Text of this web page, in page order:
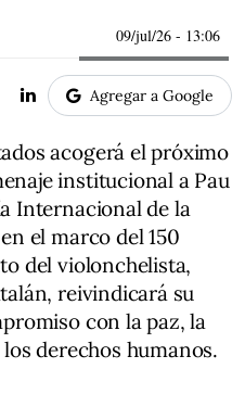
09/jul/26 - 13:06
Agregar a Google
acogerá el próximo
institucional a Pau
Internacional de la
el marco del 150
del violonchelista,
reivindicará su
con la paz, la
derechos humanos.